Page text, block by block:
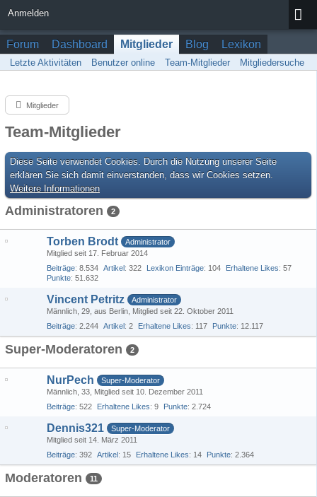
Anmelden
Forum Dashboard Mitglieder Blog Lexikon
Letzte Aktivitäten Benutzer online Team-Mitglieder Mitgliedersuche
Mitglieder
Team-Mitglieder
Diese Seite verwendet Cookies. Durch die Nutzung unserer Seite
erklären Sie sich damit einverstanden, dass wir Cookies setzen.
Weitere Informationen
Administratoren 2
Torben Brodt
Administrator
Mitglied seit 17. Februar 2014
Beiträge 8.534 Artikel 322 Lexikon Einträge 104 Erhaltene Likes 57
Punkte 51.632
Vincent Petritz
Administrator
Männlich 29 aus Berlin Mitglied seit 22. Oktober 2011
Beiträge 2.244 Artikel 2 Erhaltene Likes 117 Punkte 12.117
Super-Moderatoren 2
NurPech
Super-Moderator
Männlich 33 Mitglied seit 10. Dezember 2011
Beiträge 522 Erhaltene Likes 9 Punkte 2.724
Dennis321
Super-Moderator
Mitglied seit 14. März 2011
Beiträge 392 Artikel 15 Erhaltene Likes 14 Punkte 2.364
Moderatoren 11